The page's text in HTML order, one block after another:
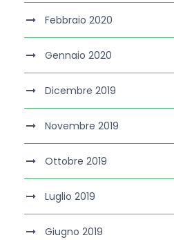
Febbraio 2020
Gennaio 2020
Dicembre 2019
Novembre 2019
Ottobre 2019
Luglio 2019
Giugno 2019